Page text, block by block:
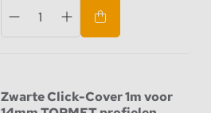
Zwarte Click-Cover 1m voor